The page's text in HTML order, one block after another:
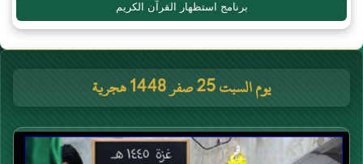
برنامج استظهار القرآن الكريم
يوم السبت 25 صفر 1448 هجرية